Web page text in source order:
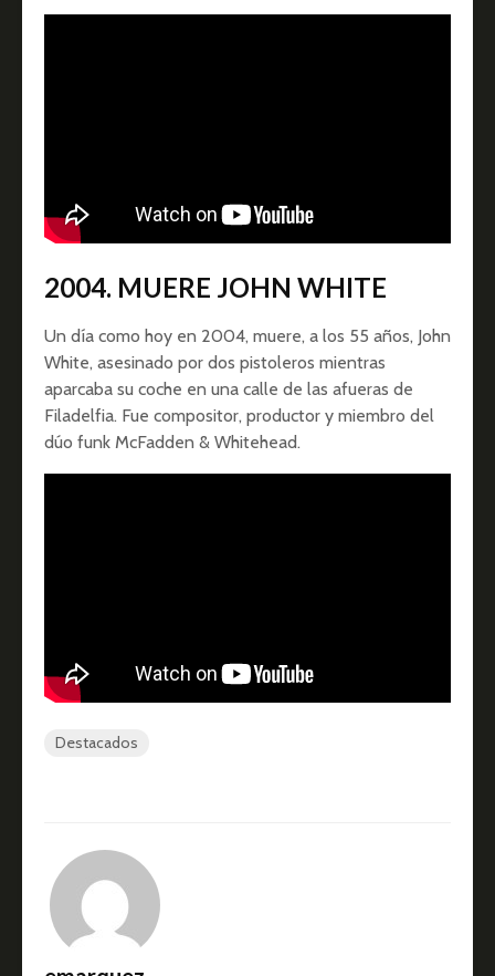
2004. MUERE JOHN WHITE
Un día como hoy en 2004, muere, a los 55 años, John
White, asesinado por dos pistoleros mientras
aparcaba su coche en una calle de las afueras de
Filadelfia. Fue compositor, productor y miembro del
dúo funk McFadden & Whitehead.
Destacados